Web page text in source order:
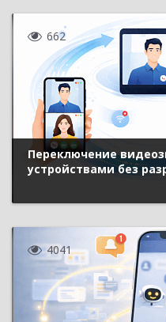
662
Переключение
устройствами без
4041